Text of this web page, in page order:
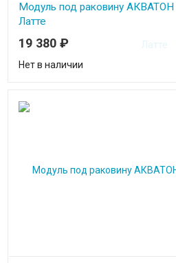
Модуль под раковину
Латте
19 380 ₽
Нет в наличии